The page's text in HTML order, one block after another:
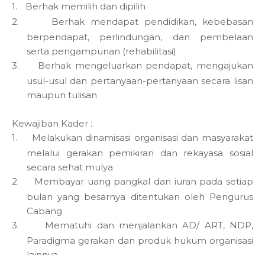
1.
Berhak memilih dan dipilih
2.
Berhak mendapat pendidikan, kebebasan
berpendapat, perlindungan, dan pembelaan
serta pengampunan (rehabilitasi)
3.
Berhak mengeluarkan pendapat, mengajukan
usul-usul dan pertanyaan-pertanyaan secara lisan
maupun tulisan
Kewajiban Kader :
1.
Melakukan dinamisasi organisasi dan masyarakat
melalui gerakan pemikiran dan rekayasa sosial
secara sehat mulya
2.
Membayar uang pangkal dan iuran pada setiap
bulan yang besarnya ditentukan oleh Pengurus
Cabang
3.
Mematuhi dan menjalankan AD/ ART, NDP,
Paradigma gerakan dan produk hukum organisasi